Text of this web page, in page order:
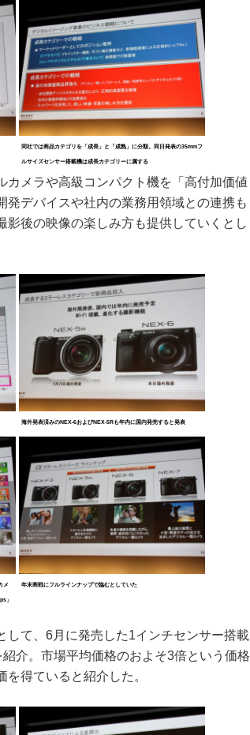
同社では商品カテゴリを「成長」と「成熟」に分類。同日発表の35mmフ
ルサイズセンサー搭載機は成長カテゴリーに属する
メラや高級コンパクト機を「高付加価値
デバイスや社内の業務用領域との連携も
後の映像の楽しみ方も提供していくとし
海外発表済みのNEX-6およびNEX-5Rも年内に国内発売すると発表
メ
」
年末商戦にフルラインナップで臨むとしていた
て、6月に発売した1インチセンサー搭載
介。市場平均価格のおよそ3倍という価格
得ていると紹介した。